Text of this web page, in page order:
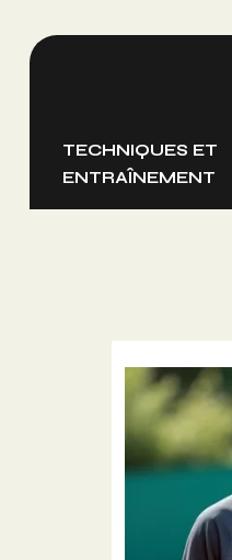
TECHNIQUES ET
ENTRAÎNEMENT